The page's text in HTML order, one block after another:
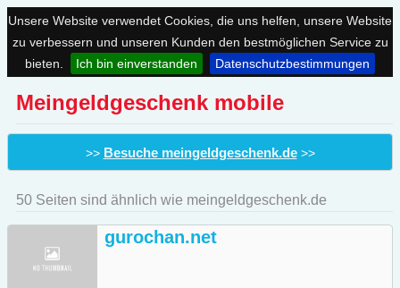
Unsere Website verwendet Cookies, die uns helfen, unsere Website
zu verbessern und unseren Kunden den bestmöglichen Service zu
bieten.
Ich bin einverstanden Datenschutzbestimmungen
Meingeldgeschenk mobile
>> Besuche meingeldgeschenk.de>>
50 Seiten sind ähnlich wie meingeldgeschenk.de
gurochan.net